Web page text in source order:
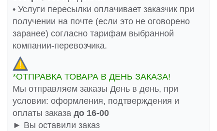
• Услуги пересылки оплачивает заказчик при
получении на почте (если это не оговорено
заранее) согласно тарифам выбранной
компании-перевозчика.
*ОТПРАВКА ТОВАРА В ДЕНЬ ЗАКАЗА!
Мы отправляем заказы День в день, при
условии: оформления, подтверждения и
оплаты заказа до 16-00
► Вы оставили заказ